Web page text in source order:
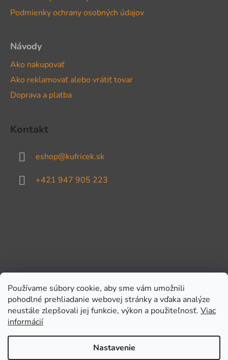
Používame súbory cookie, aby sme vám umožnili
pohodlné prehliadanie webovej stránky a vďaka analýze
neustále zlepšovali jej funkcie, výkon a použiteľnosť. Viac
informácií
Nastavenie
Podmienky ochrany osobných údajov
Návody
Ako nakupovať
Ako reklamovať alebo vrátiť tovar
Doprava a platba
Kontakt
eshop@kufricek.sk
+421 947 905 223
Prijímame online platby